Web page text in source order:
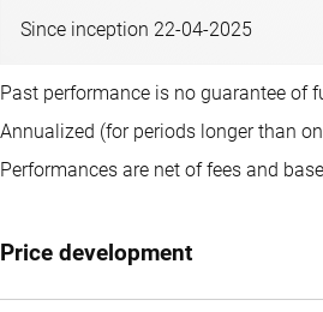
Since inception 22-04-2025
Past performance is no guarantee of
Annualized (for periods longer than
Performances are net of fees and
Price development